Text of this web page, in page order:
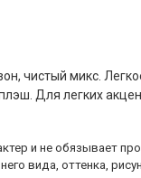
чистый микс.
Для легких
и не обязывает
вида, оттенка,